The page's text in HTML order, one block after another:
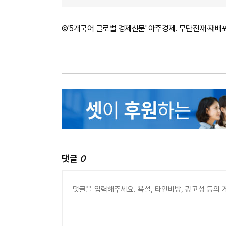
©'5개국어 글로벌 경제신문' 아주경제. 무단전재·재배
댓글 0